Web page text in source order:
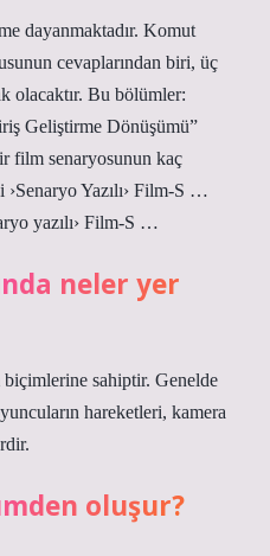
dayanmaktadır. Komut
cevaplarından biri, üç
olacaktır. Bu bölümler:
Geliştirme Dönüşümü”
film senaryosunun kaç
›Senaryo Yazılı› Film-S …
yazılı› Film-S …
neler yer
sahiptir. Genelde
hareketleri, kamera
oluşur?